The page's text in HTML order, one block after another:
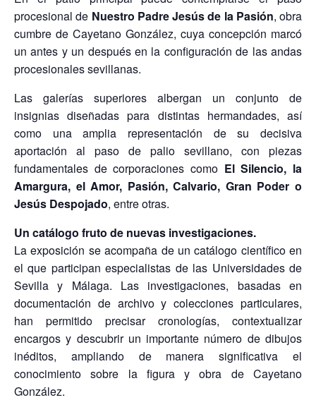
procesional de Nuestro Padre Jesús de la Pasión, obra
cumbre de Cayetano González, cuya concepción marcó
un antes y un después en la configuración de las andas
procesionales sevillanas.
Las galerías superiores albergan un conjunto de
insignias diseñadas para distintas hermandades, así
como una amplia representación de su decisiva
aportación al paso de palio sevillano, con piezas
fundamentales de corporaciones como El Silencio, la
Amargura, el Amor, Pasión, Calvario, Gran Poder o
Jesús Despojado, entre otras.
Un catálogo fruto de nuevas investigaciones.
La exposición se acompaña de un catálogo científico en
el que participan especialistas de las Universidades de
Sevilla y Málaga. Las investigaciones, basadas en
documentación de archivo y colecciones particulares,
han permitido precisar cronologías, contextualizar
encargos y descubrir un importante número de dibujos
inéditos, ampliando de manera significativa el
conocimiento sobre la figura y obra de Cayetano
González.